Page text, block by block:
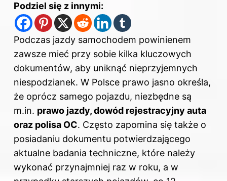
Podziel się z innymi:
Podczas jazdy samochodem powinienem
zawsze mieć przy sobie kilka kluczowych
dokumentów, aby uniknąć nieprzyjemnych
niespodzianek. W Polsce prawo jasno określa,
że oprócz samego pojazdu, niezbędne są
m.in. prawo jazdy, dowód rejestracyjny auta
oraz polisa OC. Często zapomina się także o
posiadaniu dokumentu potwierdzającego
aktualne badania techniczne, które należy
wykonać przynajmniej raz w roku, a w